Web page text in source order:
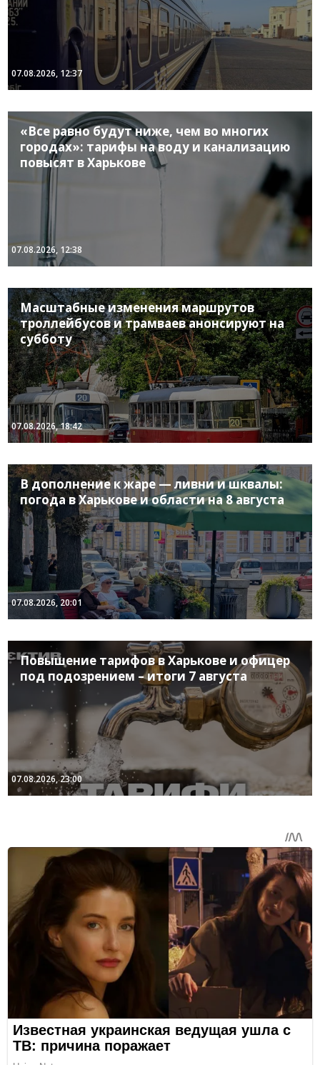
07.08.2026, 12:37
«Все равно будут ниже, чем во многих
городах»: тарифы на воду и канализацию
повысят в Харькове
07.08.2026, 12:38
Масштабные изменения маршрутов
троллейбусов и трамваев анонсируют на
субботу
07.08.2026, 18:42
В дополнение к жаре — ливни и шквалы:
погода в Харькове и области на 8 августа
07.08.2026, 20:01
Повышение тарифов в Харькове и офицер
под подозрением – итоги 7 августа
07.08.2026, 23:00